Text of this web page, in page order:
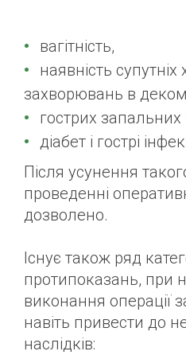
вагітність,
наявність супутніх
захворювань в
гострих запальних
діабет і гострі
Після усунення
проведенні
дозволено.
Існує також ряд
протипоказань, при
виконання операції
навіть привести до
наслідків: